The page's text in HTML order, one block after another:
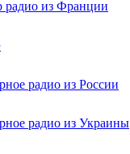
радио из Франции
радио из России
радио из Украины